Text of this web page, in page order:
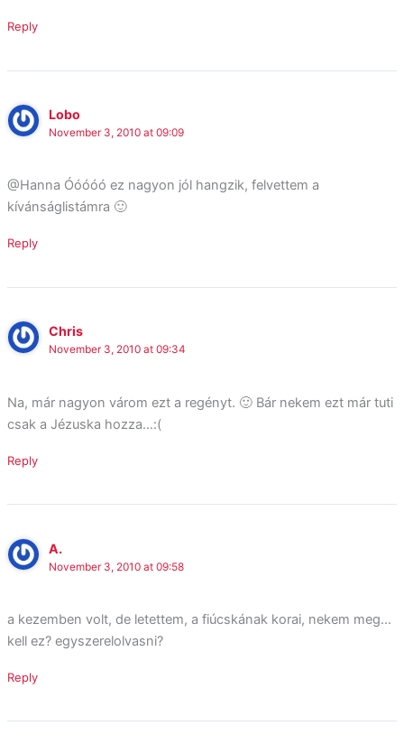
Reply
Lobo
November 3, 2010 at 09:09
@Hanna Óóóóó ez nagyon jól hangzik, felvettem a
kívánságlistámra 🙂
Reply
Chris
November 3, 2010 at 09:34
Na, már nagyon várom ezt a regényt. 🙂 Bár nekem ezt már tuti
csak a Jézuska hozza…:(
Reply
A.
November 3, 2010 at 09:58
a kezemben volt, de letettem, a fiúcskának korai, nekem meg…
kell ez? egyszerelolvasni?
Reply